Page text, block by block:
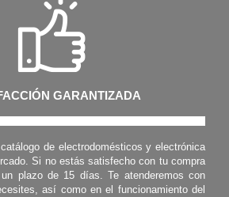
GARANTIZADA
de electrodomésticos y electrónica
Si no estás satisfecho con tu compra
plazo de 15 días. Te atenderemos con
así como en el funcionamiento del